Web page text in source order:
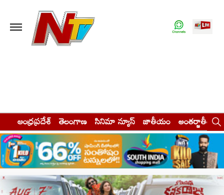
ఆంధ్రప్రదేశ్ తెలంగాణ సినిమా న్యూస్ జాతీయం అంతర్జాతీయం